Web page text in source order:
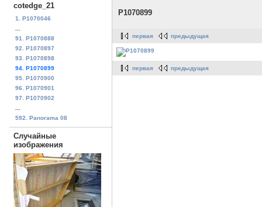
cotedge_21
1. P1070046
...
91. P1070888
92. P1070897
93. P1070898
94. P1070899
95. P1070900
96. P1070901
97. P1070902
...
592. Panorama 08
Случайные
изображения
P1070899
первая предыдущая
первая предыдущая